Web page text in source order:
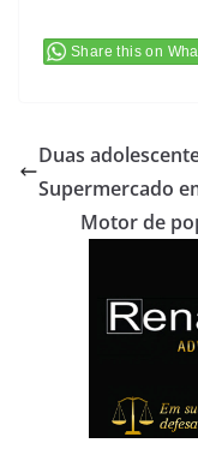
Share this on
Duas
Supermercado
Motor de